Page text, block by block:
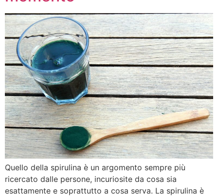
Quello della spirulina è un argomento sempre più
ricercato dalle persone, incuriosite da cosa sia
esattamente e soprattutto a cosa serva. La spirulina è